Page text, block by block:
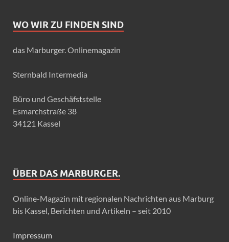
WO WIR ZU FINDEN SIND
das Marburger. Onlinemagazin
Sternbald Intermedia
Büro und Geschäfststelle
Esmarchstraße 38
34121 Kassel
ÜBER DAS MARBURGER.
Online-Magazin mit regionalen Nachrichten aus Marburg
bis Kassel, Berichten und Artikeln – seit 2010
Impressum